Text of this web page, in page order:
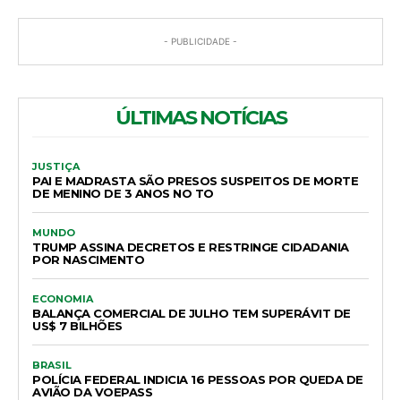
- PUBLICIDADE -
ÚLTIMAS NOTÍCIAS
JUSTIÇA
PAI E MADRASTA SÃO PRESOS SUSPEITOS DE MORTE
DE MENINO DE 3 ANOS NO TO
MUNDO
TRUMP ASSINA DECRETOS E RESTRINGE CIDADANIA
POR NASCIMENTO
ECONOMIA
BALANÇA COMERCIAL DE JULHO TEM SUPERÁVIT DE
US$ 7 BILHÕES
BRASIL
POLÍCIA FEDERAL INDICIA 16 PESSOAS POR QUEDA DE
AVIÃO DA VOEPASS